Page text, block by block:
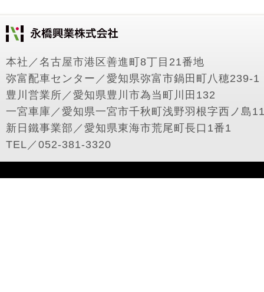
本社／名古屋市港区善進町8丁目21番地
弥富配車センター／愛知県弥富市鍋田町八穂239-1
豊川営業所／愛知県豊川市為当町川田132
一宮車庫／愛知県一宮市千秋町浅野羽根字西ノ島
新日鐵事業部／愛知県東海市荒尾町長口1番1
TEL／052-381-3320